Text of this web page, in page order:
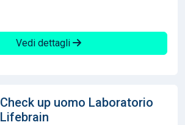
Vedi dettagli
Check up uomo Laboratorio
Lifebrain